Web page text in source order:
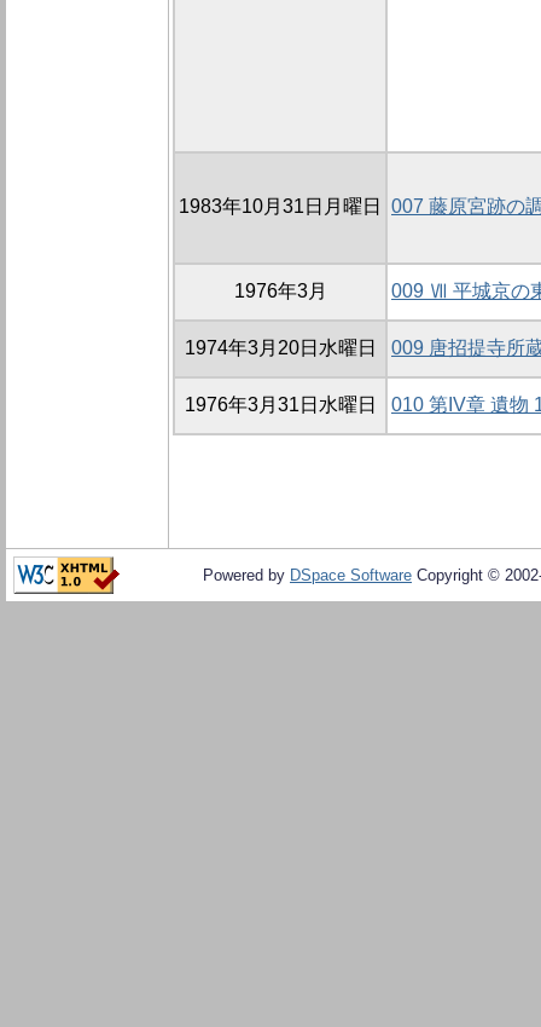
1983年10月31日月曜日 007 藤原宮跡の
1976年3月 009 Ⅶ 平城京の
1974年3月20日水曜日 009 唐招提寺所
1976年3月31日水曜日 010 第IV章 遺物
Powered by DSpace Software Copyright ©